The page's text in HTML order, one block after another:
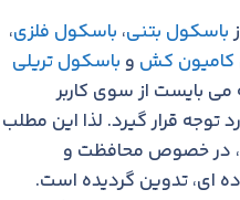
باسکول بتنی، باسکول فلزی،
کامیون کش وباسکول تریلی
می بایست از سوی كاربر
توجه قرار گیرد. لذا این مطلب
در خصوص محافظت و
ای، تدوین گردیده است.